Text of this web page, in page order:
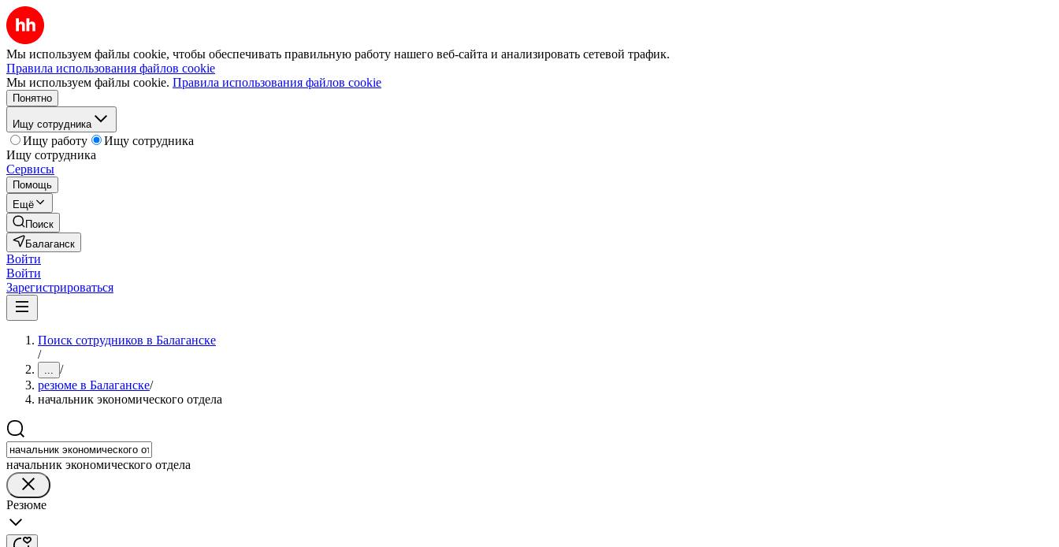
Мы используем файлы cookie, чтобы обеспечивать правильную работу нашего веб-сайта и анализировать сетевой трафик.
Правила использования файлов cookie
Мы используем файлы cookie. Правила использования файлов cookie
Понятно
Ищу сотрудника
Ищу работу
Ищу сотрудника
Ищу сотрудника
Сервисы
Помощь
Ещё
Поиск
Балаганск
Войти
Войти
Зарегистрироваться
Поиск сотрудников в Балаганске
/
... /
резюме в Балаганске/
начальник экономического отдела
начальник экономического отдела
Резюме